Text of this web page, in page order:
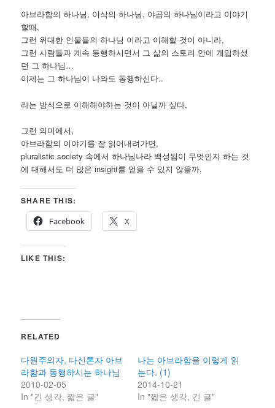
아브라함의 하나님, 이삭의 하나님, 야곱의 하나님이라고 이야기
할때,
그런 위대한 인물들의 하나님 이라고 이해할 것이 아니라,
그런 사람들과 계속 동행하시면서 그 삶의 스토리 안에 개입하셨
던 그 하나님…
이제는 그 하나님이 나와도 동행하신다..
라는 방식으로 이해해야하는 것이 아닐까 싶다.
그런 의미에서,
아브라함의 이야기를 잘 읽어내려가면,
pluralistic society 속에서 하나님나라 백성됨이 무엇인지 하는 것
에 대해서도 더 많은 insight를 얻을 수 있지 않을까.
SHARE THIS:
Facebook
X
LIKE THIS:
RELATED
다원주의자, 다신론자 아브
라함과 동행하시는 하나님
2010-02-05
In "긴 생각, 짧은 글"
나는 아브라함을 이렇게 읽
는다. (1)
2014-10-21
In "짧은 생각, 긴 글"